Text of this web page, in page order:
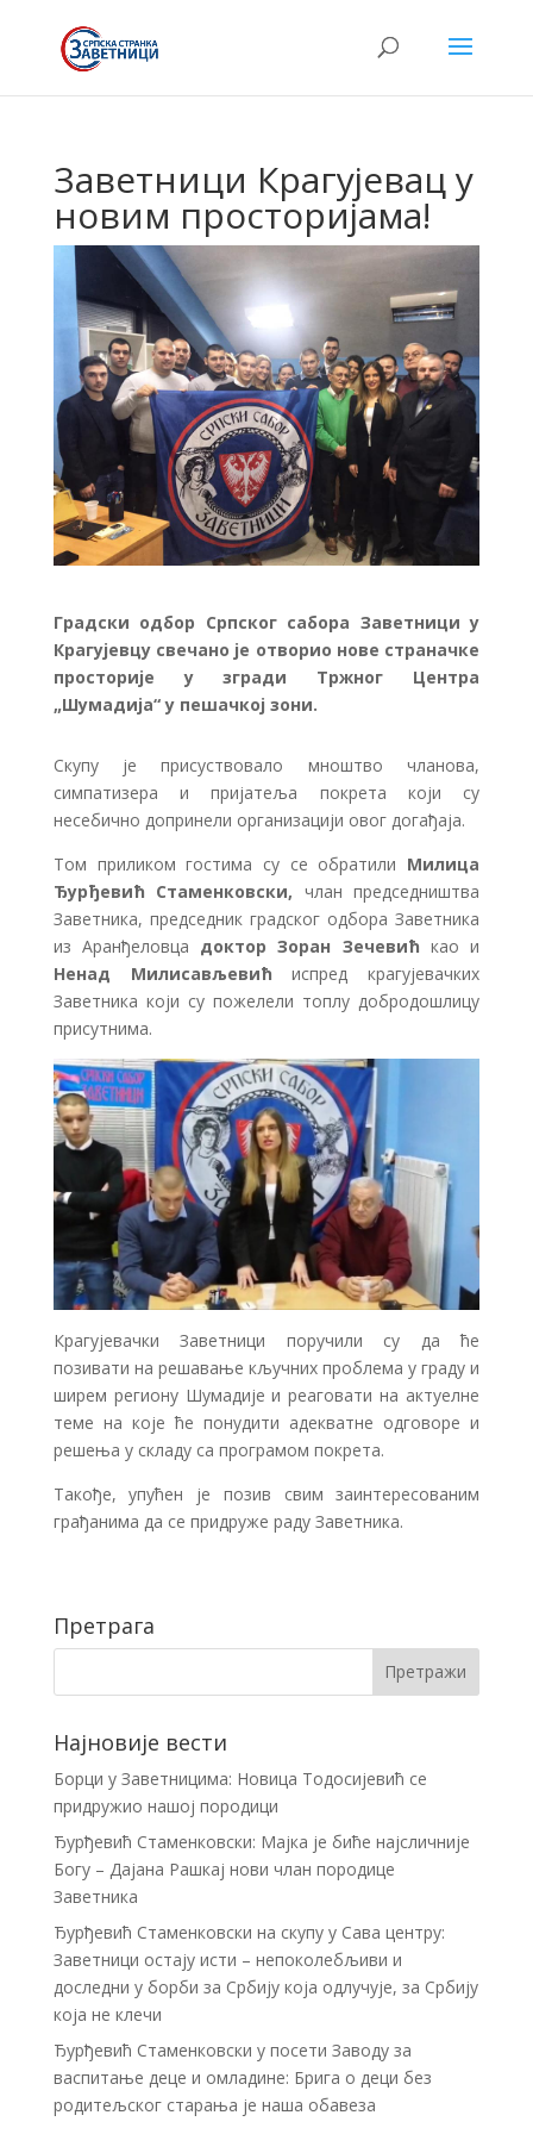
Заветници Крагујевац у
новим просторијама!
Градски одбор Српског сабора Заветници у
Крагујевцу свечано је отворио нове страначке
просторије у згради Тржног Центра
„Шумадија“ у пешачкој зони.
Скупу је присуствовало мноштво чланова,
симпатизера и пријатеља покрета који су
несебично допринели организацији овог догађаја.
Том приликом гостима су се обратили Милица
Ђурђевић Стаменковски, члан председништва
Заветника, председник градског одбора Заветника
из Аранђеловца доктор Зоран Зечевић као и
Ненад Милисављевић испред крагујевачких
Заветника који су пожелели топлу добродошлицу
присутнима.
Крагујевачки Заветници поручили су да ће
позивати на решавање кључних проблема у граду и
ширем региону Шумадије и реаговати на актуелне
теме на које ће понудити адекватне одговоре и
решења у складу са програмом покрета.
Такође, упућен је позив свим заинтересованим
грађанима да се придруже раду Заветника.
Претрага
Најновије вести
Борци у Заветницима: Новица Тодосијевић се
придружио нашој породици
Ђурђевић Стаменковски: Мајка је биће најсличније
Богу – Дајана Рашкај нови члан породице
Заветника
Ђурђевић Стаменковски на скупу у Сава центру:
Заветници остају исти – непоколебљиви и
доследни у борби за Србију која одлучује, за Србију
која не клечи
Ђурђевић Стаменковски у посети Заводу за
васпитање деце и омладине: Брига о деци без
родитељског старања је наша обавеза